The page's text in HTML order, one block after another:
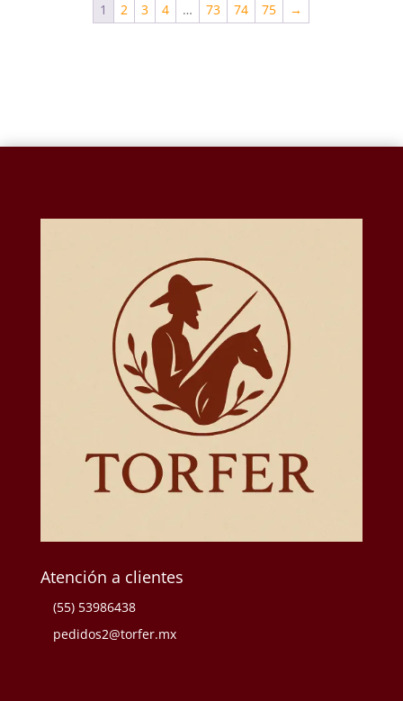
1 2 3 4 … 73 74 75 →
Atención a clientes
(55) 53986438
pedidos2@torfer.mx